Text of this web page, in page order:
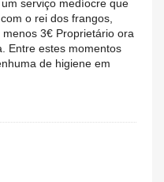
serviço medíocre que
o rei dos frangos,
3€ Proprietário ora
Entre estes momentos
de higiene em